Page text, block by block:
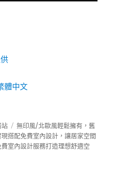
體中文
站
無印風/北歐風輕鬆擁有，舊
搭配免費室內設計，讓居家空間
室內設計服務打造理想舒適空